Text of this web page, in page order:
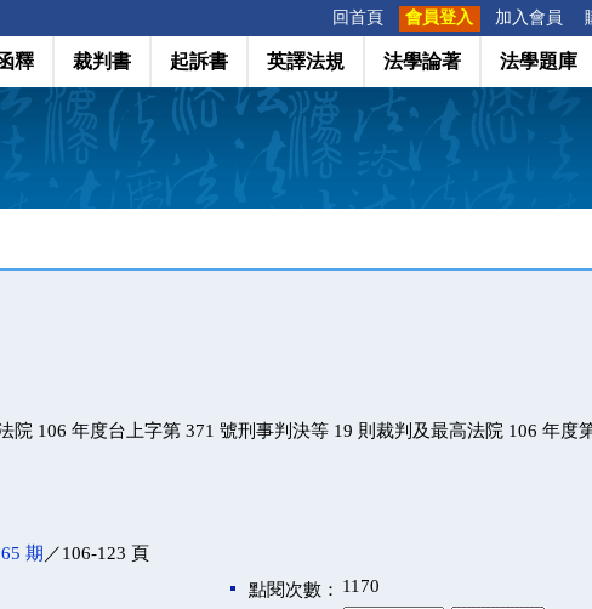
回首頁 會員登入 加入會員
釋 裁判書 起訴書 英譯法規 法學論著 法學題庫
院 106 年度台上字第 371 號刑事判決等 19 則裁判及最高法院 106 年度
期 ／106-123 頁
點閱次數： 1170